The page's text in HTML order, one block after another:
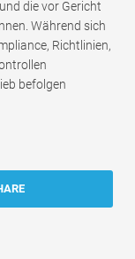
die vor Gericht
Während sich
Richtlinien,
befolgen